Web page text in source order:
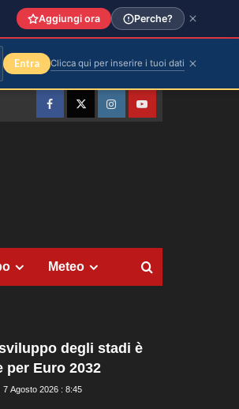
FacebookTwitterInstagramYouTube
Meteo
degli stadi è
per Euro 2032
7 Agosto 2026 : 8:45
Aggiungi ora Perche?
Entra Clicca qui per inserire i tuoi dati